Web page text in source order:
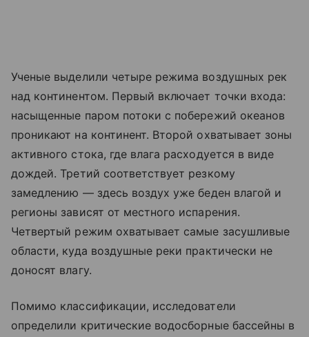
Ученые выделили четыре режима воздушных рек
над континентом. Первый включает точки входа:
насыщенные паром потоки с побережий океанов
проникают на континент. Второй охватывает зоны
активного стока, где влага расходуется в виде
дождей. Третий соответствует резкому
замедлению — здесь воздух уже беден влагой и
регионы зависят от местного испарения.
Четвертый режим охватывает самые засушливые
области, куда воздушные реки практически не
доносят влагу.
Помимо классификации, исследователи
определили критические водосборные бассейны в